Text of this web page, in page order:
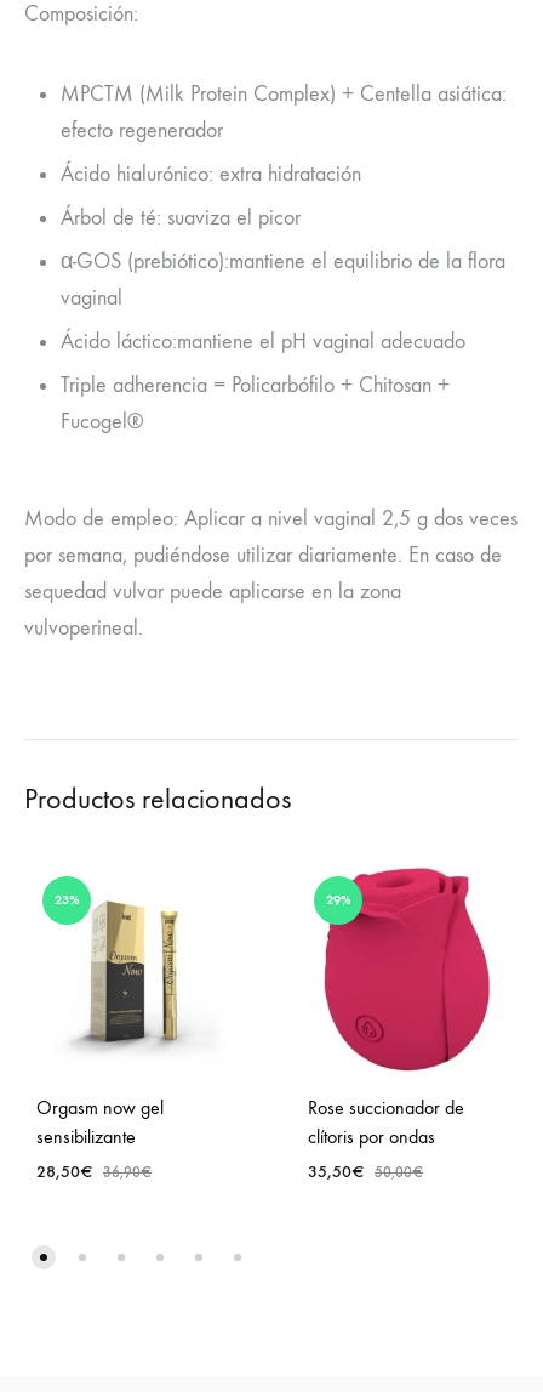
Composición:
MPCTM (Milk Protein Complex) + Centella asiática:
efecto regenerador
Ácido hialurónico: extra hidratación
Árbol de té: suaviza el picor
α-GOS (prebiótico):mantiene el equilibrio de la flora
vaginal
Ácido láctico:mantiene el pH vaginal adecuado
Triple adherencia = Policarbófilo + Chitosan +
Fucogel®
Modo de empleo: Aplicar a nivel vaginal 2,5 g dos veces
por semana, pudiéndose utilizar diariamente. En caso de
sequedad vulvar puede aplicarse en la zona
vulvoperineal.
Productos relacionados
23%
Orgasm now gel
sensibilizante
28,50€ 36,90€
29%
Rose succionador de
clítoris por ondas
35,50€ 50,00€